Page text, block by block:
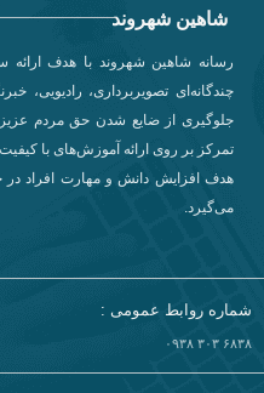
شاهین شهروند
رسانه شاهین شهروند با هدف ارائه
چندگانه‌ای تصویربرداری، رادیویی،
جلوگیری از ضایع شدن حق مردم
تمرکز بر روی ارائه آموزش‌های با
هدف افزایش دانش و مهارت افراد در
می‌گیرد.
شماره روابط عمومی :
۶۸۳۸ ۳۰۳ ۰۹۳۸​